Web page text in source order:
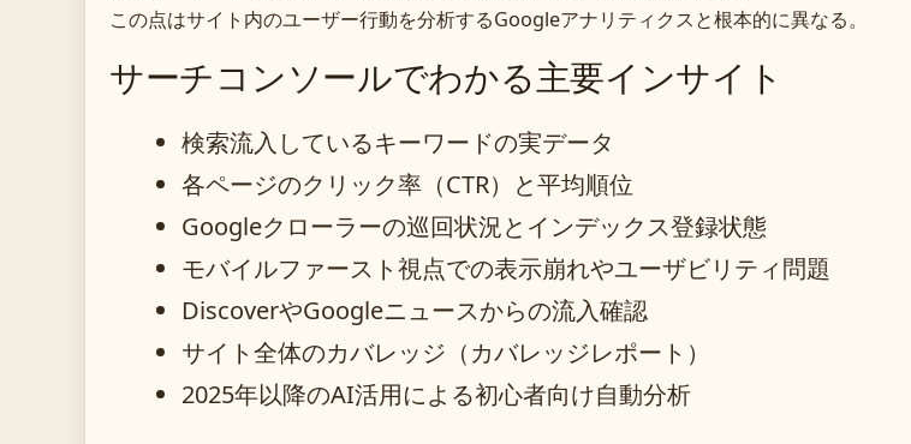
この点はサイト内のユーザー行動を分析するGoogleアナリティクスと根本的に異なる。
サーチコンソールでわかる主要インサイト
検索流入しているキーワードの実データ
各ページのクリック率（CTR）と平均順位
Googleクローラーの巡回状況とインデックス登録状態
モバイルファースト視点での表示崩れやユーザビリティ問題
DiscoverやGoogleニュースからの流入確認
サイト全体のカバレッジ（カバレッジレポート）
2025年以降のAI活用による初心者向け自動分析